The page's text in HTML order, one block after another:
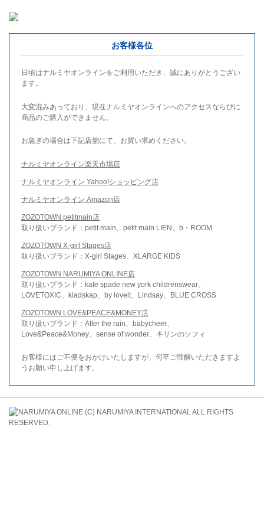
お客様各位
日頃はナルミヤオンラインをご利用いただき、誠にありがとうござい
ます。
大変混みあっており、現在ナルミヤオンラインへのアクセスならびに
商品のご購入ができません。
お急ぎの場合は下記店舗にて、お買い求めください。
ナルミヤオンライン楽天市場店
ナルミヤオンライン Yahoo!ショッピング店
ナルミヤオンライン Amazon店
ZOZOTOWN petitmain店
取り扱いブランド：petit main、petit main LIEN、b・ROOM
ZOZOTOWN X-girl Stages店
取り扱いブランド：X-girl Stages、XLARGE KIDS
ZOZOTOWN NARUMIYA ONLINE店
取り扱いブランド：kate spade new york childrenswear、
LOVETOXIC、kladskap、by loveit、Lindsay、BLUE CROSS
ZOZOTOWN LOVE&PEACE&MONEY店
取り扱いブランド：After the rain、babycheer、
Love&Peace&Money、sense of wonder、キリンのソフィ
お客様にはご不便をおかけいたしますが、何卒ご理解いただきますよ
うお願い申し上げます。